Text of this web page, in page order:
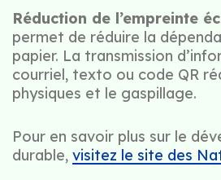
Réduction de l’empreinte
permet de réduire la
papier. La transmission
courriel, texto ou code QR
physiques et le gaspillage.
Pour en savoir plus sur le
durable, visitez le site des